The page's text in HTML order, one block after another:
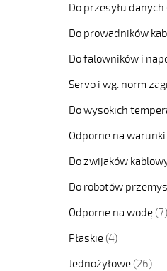
Do przesyłu danych
Do prowadników
Do falowników i
Servo i wg. norm
Do wysokich
Odporne na
Do zwijaków
Do robotów
Odporne na wodę (7)
Płaskie (4)
Jednożyłowe (26)